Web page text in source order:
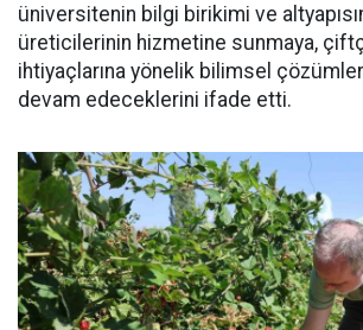
üniversitenin bilgi birikimi ve
üreticilerinin hizmetine sunmaya,
ihtiyaçlarına yönelik bilimsel
devam edeceklerini ifade etti.